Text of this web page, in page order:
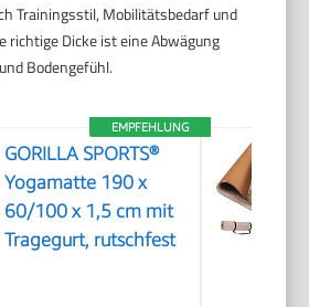
Trainingsstil, Mobilitätsbedarf und
richtige Dicke ist eine Abwägung
Bodengefühl.
EMPFEHLUNG
GORILLA SPORTS®
Yogamatte 190 x
60/100 x 1,5 cm mit
Tragegurt, rutschfest